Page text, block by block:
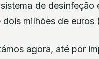
de desinfeção
dois milhões de
agora, até por